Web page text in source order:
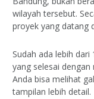
wilayah tersebut.
proyek yang datang
Sudah ada lebih
yang selesai
Anda bisa melihat
tampilan lebih detail.